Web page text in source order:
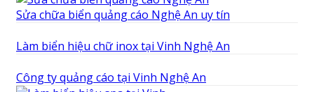
Sửa chữa biển quảng cáo Nghệ An uy tín
Làm biển hiệu chữ inox tại Vinh Nghệ An
Công ty quảng cáo tại Vinh Nghệ An